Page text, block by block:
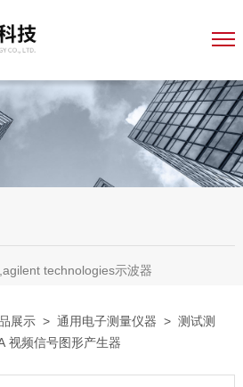
technologies示波器
展示 >通用电子测量仪器 >测试测
视频信号图形产生器